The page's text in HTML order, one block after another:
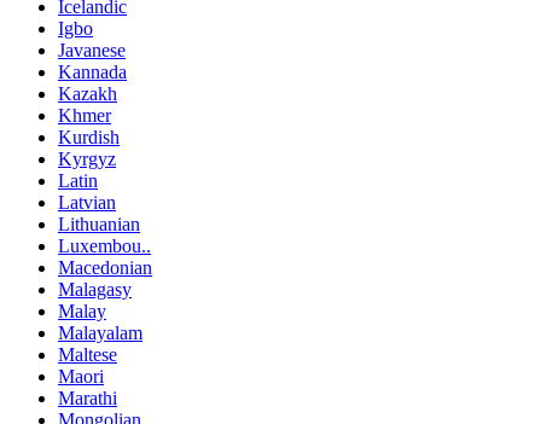
Icelandic
Igbo
Javanese
Kannada
Kazakh
Khmer
Kurdish
Kyrgyz
Latin
Latvian
Lithuanian
Luxembou..
Macedonian
Malagasy
Malay
Malayalam
Maltese
Maori
Marathi